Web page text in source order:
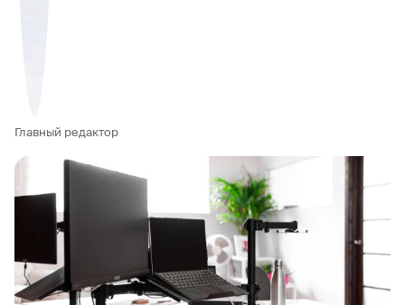
Главный редактор